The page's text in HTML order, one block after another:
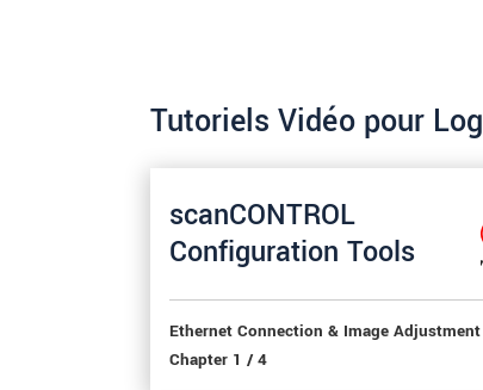
Tutoriels Vidéo pour
scanCONTROL
Configuration Tools
Ethernet Connection & Image Adjustment
Chapter 1 / 4